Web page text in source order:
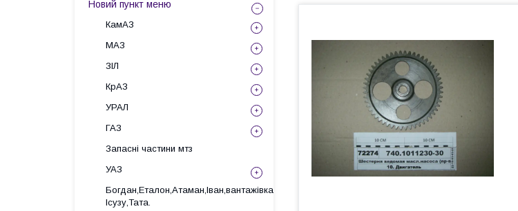
Новий пункт меню
КамАЗ
МАЗ
ЗІЛ
КрАЗ
УРАЛ
ГАЗ
Запасні частини мтз
УАЗ
Богдан,Еталон,Атаман,Іван,вантажівка
Ісузу,Тата.